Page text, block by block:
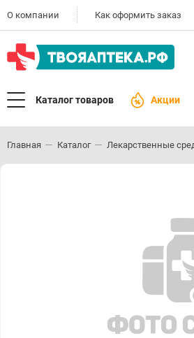
О компании Как оформить заказ
Каталог товаров Акции
Главная Каталог Лекарственные